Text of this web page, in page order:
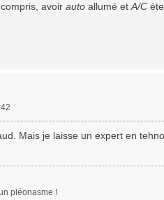
avoir auto allumé et A/C
Mais je laisse un expert en
pléonasme !